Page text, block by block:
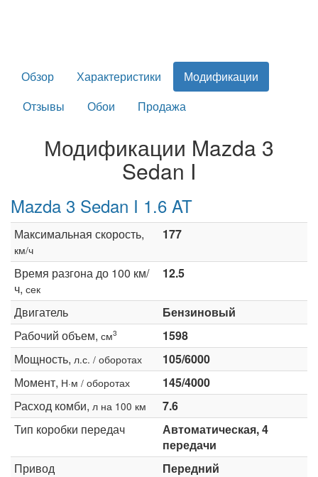
Обзор Характеристики
Модификации
Отзывы
Обои Продажа
Модификации Mazda 3
Sedan I
Mazda 3 Sedan I 1.6 AT
Максимальная скорость,
км/ч
177
Время разгона до 100 км/
ч, сек
12.5
Двигатель
Бензиновый
Рабочий объем, см3
1598
Мощность, л.с. / оборотах
105/6000
Момент, Н·м / оборотах
145/4000
Расход комби, л на 100 км
7.6
Тип коробки передач
Автоматическая, 4
передачи
Привод
Передний